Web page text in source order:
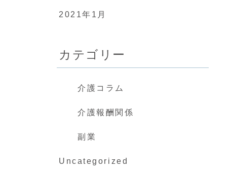
2021年1月
カテゴリー
介護コラム
介護報酬関係
副業
Uncategorized